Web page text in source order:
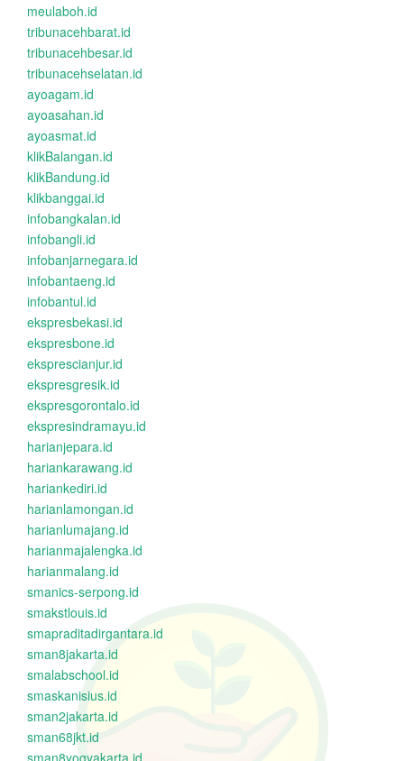
meulaboh.id
tribunacehbarat.id
tribunacehbesar.id
tribunacehselatan.id
ayoagam.id
ayoasahan.id
ayoasmat.id
klikBalangan.id
klikBandung.id
klikbanggai.id
infobangkalan.id
infobangli.id
infobanjarnegara.id
infobantaeng.id
infobantul.id
ekspresbekasi.id
ekspresbone.id
eksprescianjur.id
ekspresgresik.id
ekspresgorontalo.id
ekspresindramayu.id
harianjepara.id
hariankarawang.id
hariankediri.id
harianlamongan.id
harianlumajang.id
harianmajalengka.id
harianmalang.id
smanics-serpong.id
smakstlouis.id
smapraditadirgantara.id
sman8jakarta.id
smalabschool.id
smaskanisius.id
sman2jakarta.id
sman68jkt.id
sman8yogyakarta.id